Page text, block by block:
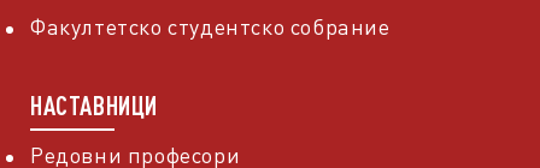
Факултетско студентско собрание
НАСТАВНИЦИ
Редовни професори